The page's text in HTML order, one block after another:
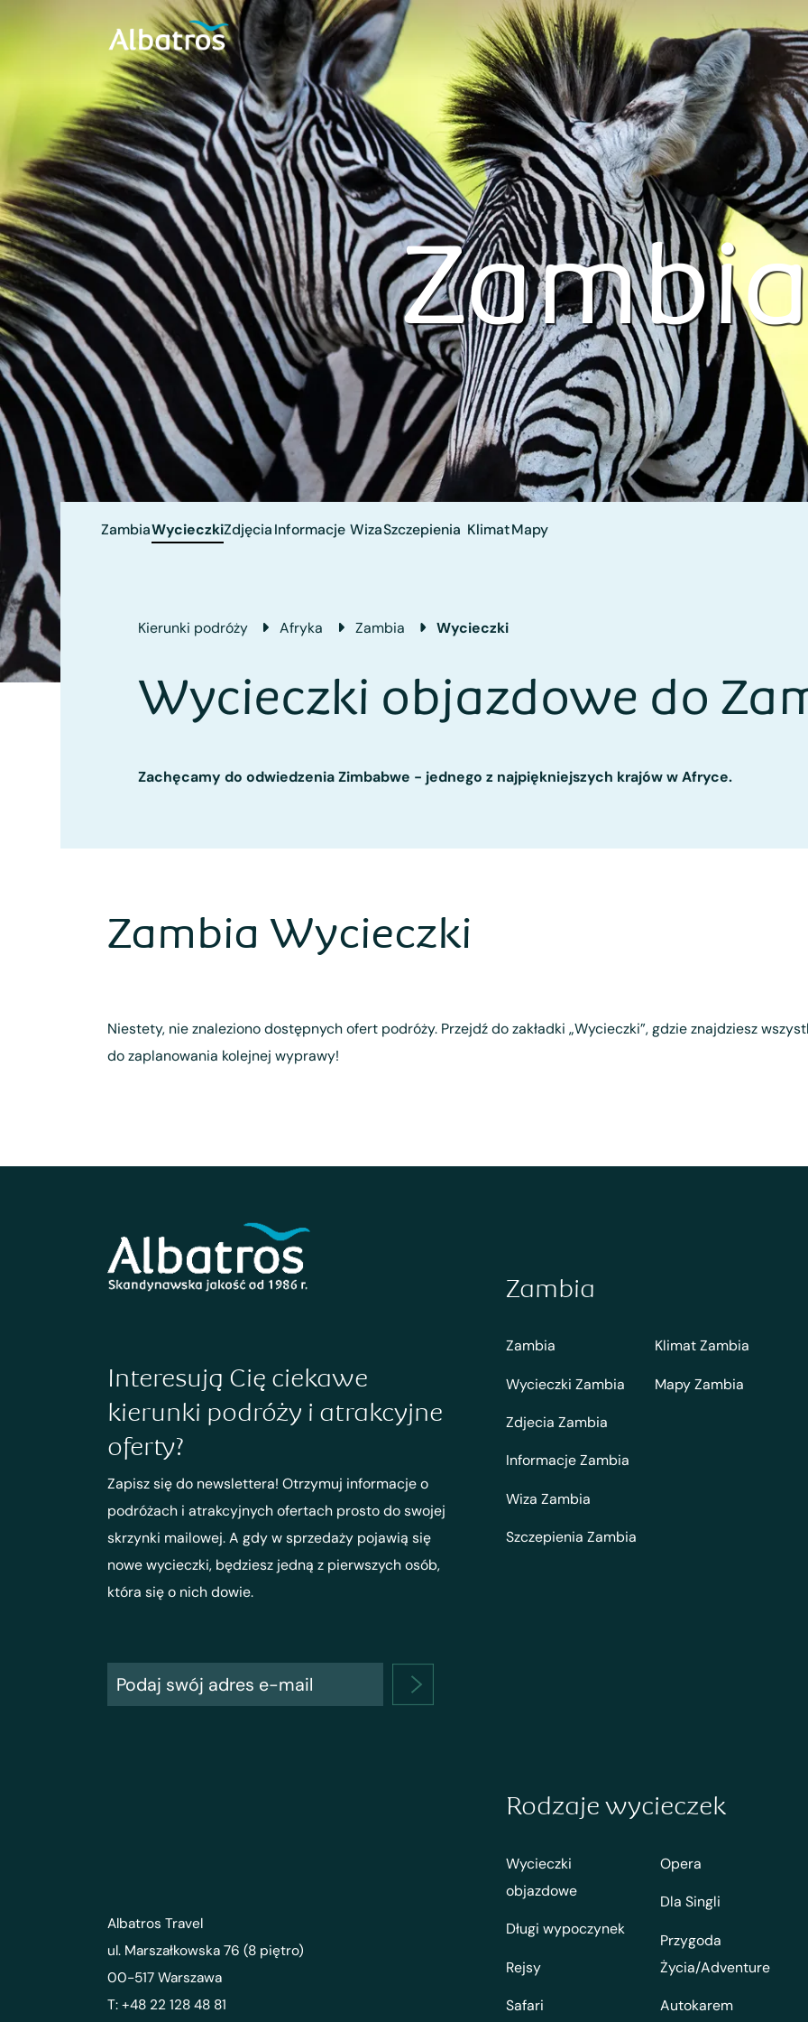
ZambiaWycieczkiZdjęciaInformacje WizaSzczepienia KlimatMapy
Kierunki podróży Afryka Zambia Wycieczki
Wycieczki objazdowe do
Zachęcamy do odwiedzenia Zimbabwe - jednego z najpiękniejszych krajów w Afryce.
Zambia Wycieczki
Niestety, nie znaleziono dostępnych ofert podróży. Przejdź do zakładki „Wycieczki”, gdzie znajdziesz
do zaplanowania kolejnej wyprawy!
Interesują Cię ciekawe
kierunki podróży i atrakcyjne
oferty?
Zapisz się do newslettera! Otrzymuj informacje o
podróżach i atrakcyjnych ofertach prosto do swojej
skrzynki mailowej. A gdy w sprzedaży pojawią się
nowe wycieczki, będziesz jedną z pierwszych osób,
która się o nich dowie.
Zambia
Zambia
Wycieczki Zambia
Zdjecia Zambia
Informacje Zambia
Wiza Zambia
Szczepienia Zambia
Klimat Zambia
Mapy Zambia
Albatros Travel
ul. Marszałkowska 76 (8 piętro)
00-517 Warszawa
T: +48 22 128 48 81
Rodzaje wycieczek
Wycieczki
objazdowe
Długi wypoczynek
Rejsy
Safari
Opera
Dla Singli
Przygoda
Życia/Adventure
Autokarem